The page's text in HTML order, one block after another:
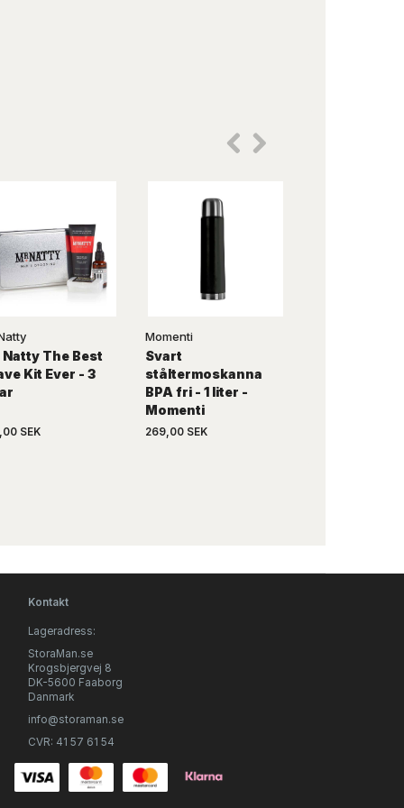
Natty The Best
Kit Ever - 3
SEK
Momenti
Svart
ståltermoskanna
BPA fri - 1 liter -
Momenti
269,00 SEK
Kontakt
Lageradress:
StoraMan.se
Krogsbjergvej 8
DK-5600 Faaborg
Danmark
info@storaman.se
CVR: 41 57 61 54